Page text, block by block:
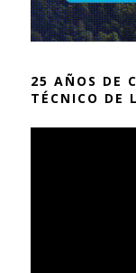
25 AÑOS DE
TÉCNICO DE